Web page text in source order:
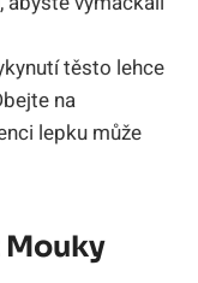
těsto lehce
na
lepku může
Mouky